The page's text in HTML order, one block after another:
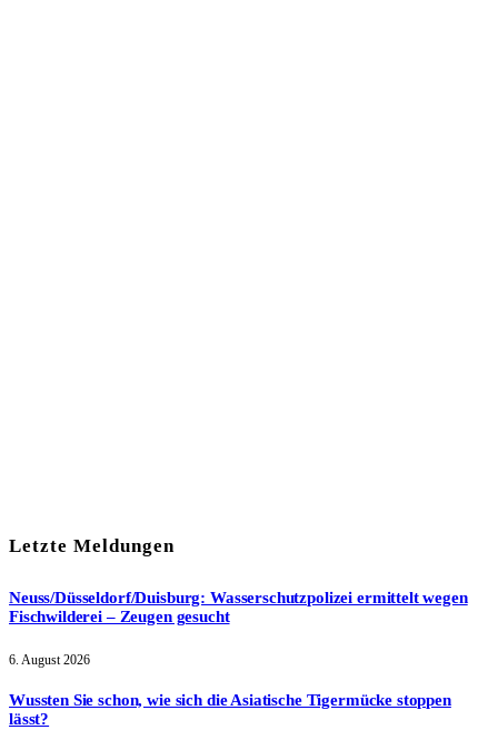
Letzte Meldungen
Neuss/Düsseldorf/Duisburg: Wasserschutzpolizei ermittelt wegen
Fischwilderei – Zeugen gesucht
6. August 2026
Wussten Sie schon, wie sich die Asiatische Tigermücke stoppen
lässt?